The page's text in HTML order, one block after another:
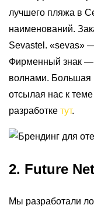
лучшего пляжа в
наименований.
Sevastel. «sevas»
Фирменный знак —
волнами. Большая
отсылая нас к
разработке тут.
2. Future
Мы разработали